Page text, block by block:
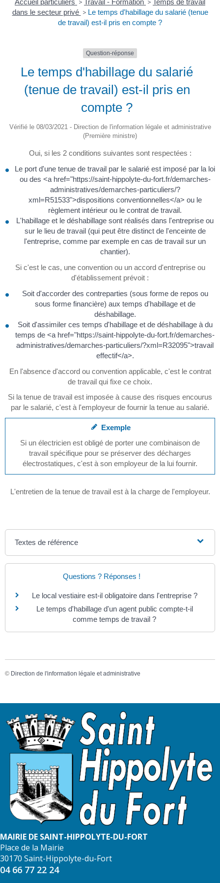
Accueil particuliers > Travail - Formation > Temps de travail
dans le secteur privé > Le temps d'habillage du salarié (tenue
de travail) est-il pris en compte ?
Question-réponse
Le temps d'habillage du salarié
(tenue de travail) est-il pris en
compte ?
Vérifié le 08/03/2021 - Direction de l'information légale et administrative
(Première ministre)
Oui, si les 2 conditions suivantes sont respectées :
Le port d'une tenue de travail par le salarié est imposé par la loi
ou des <a href="https://saint-hippolyte-du-fort.fr/demarches-
administratives/demarches-particuliers/?
xml=R51533">dispositions conventionnelles</a> ou le
règlement intérieur ou le contrat de travail.
L'habillage et le déshabillage sont réalisés dans l'entreprise ou
sur le lieu de travail (qui peut être distinct de l'enceinte de
l'entreprise, comme par exemple en cas de travail sur un
chantier).
Si c'est le cas, une convention ou un accord d'entreprise ou
d'établissement prévoit :
Soit d'accorder des contreparties (sous forme de repos ou
sous forme financière) aux temps d'habillage et de
déshabillage.
Soit d'assimiler ces temps d'habillage et de déshabillage à du
temps de <a href="https://saint-hippolyte-du-fort.fr/demarches-
administratives/demarches-particuliers/?xml=R32095">travail
effectif</a>.
En l'absence d'accord ou convention applicable, c'est le contrat
de travail qui fixe ce choix.
Si la tenue de travail est imposée à cause des risques encourus
par le salarié, c'est à l'employeur de fournir la tenue au salarié.
Exemple
Si un électricien est obligé de porter une combinaison de
travail spécifique pour se préserver des décharges
électrostatiques, c'est à son employeur de la lui fournir.
L'entretien de la tenue de travail est à la charge de l'employeur.
Textes de référence
Questions ? Réponses !
Le local vestiaire est-il obligatoire dans l'entreprise ?
Le temps d'habillage d'un agent public compte-t-il
comme temps de travail ?
© Direction de l'information légale et administrative
MAIRIE DE SAINT-HIPPOLYTE-DU-FORT
Place de la Mairie
30170 Saint-Hippolyte-du-Fort
04 66 77 22 24